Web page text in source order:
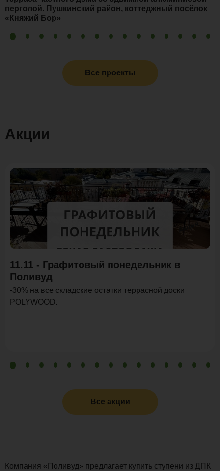
перголой. Пушкинский район, коттеджный посёлок
«Княжий Бор»
Все проекты
Акции
Акция
11.11 - Графитовый понедельник в
Поливуд
-30% на все складские остатки террасной доски
POLYWOOD.
Все акции
Компания «Поливуд» предлагает купить ступени из ДПК